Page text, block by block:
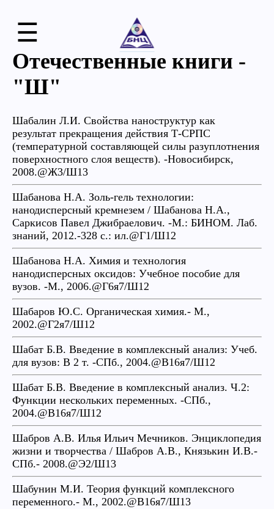
☰
Отечественные книги -
"Ш"
Шабалин Л.И. Свойства наноструктур как
результат прекращения действия Т-СРПС
(температурной составляющей силы разуплотнения
поверхностного слоя веществ). -Новосибирск,
2008.@Ж3/Ш13
Шабанова Н.А. Золь-гель технологии:
нанодисперсный кремнезем / Шабанова Н.А.,
Саркисов Павел Джибраелович. -М.: БИНОМ. Лаб.
знаний, 2012.-328 с.: ил.@Г1/Ш12
Шабанова Н.А. Химия и технология
нанодисперсных оксидов: Учебное пособие для
вузов. -М., 2006.@Г6я7/Ш12
Шабаров Ю.С. Органическая химия.- М.,
2002.@Г2я7/Ш12
Шабат Б.В. Введение в комплексный анализ: Учеб.
для вузов: В 2 т. -СПб., 2004.@В16я7/Ш12
Шабат Б.В. Введение в комплексный анализ. Ч.2:
Функции нескольких переменных. -СПб.,
2004.@В16я7/Ш12
Шабров А.В. Илья Ильич Мечников. Энциклопедия
жизни и творчества / Шабров А.В., Князькин И.В.-
СПб.- 2008.@Э2/Ш13
Шабунин М.И. Теория функций комплексного
переменного.- М., 2002.@В16я7/Ш13